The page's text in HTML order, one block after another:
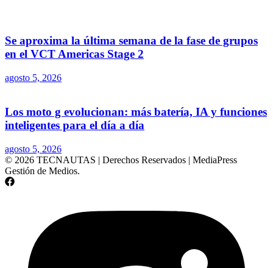
Se aproxima la última semana de la fase de grupos
en el VCT Americas Stage 2
agosto 5, 2026
Los moto g evolucionan: más batería, IA y funciones
inteligentes para el día a día
agosto 5, 2026
© 2026 TECNAUTAS | Derechos Reservados | MediaPress
Gestión de Medios.